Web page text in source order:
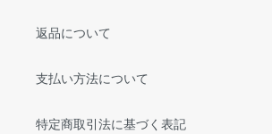
返品について
支払い方法について
特定商取引法に基づく表記